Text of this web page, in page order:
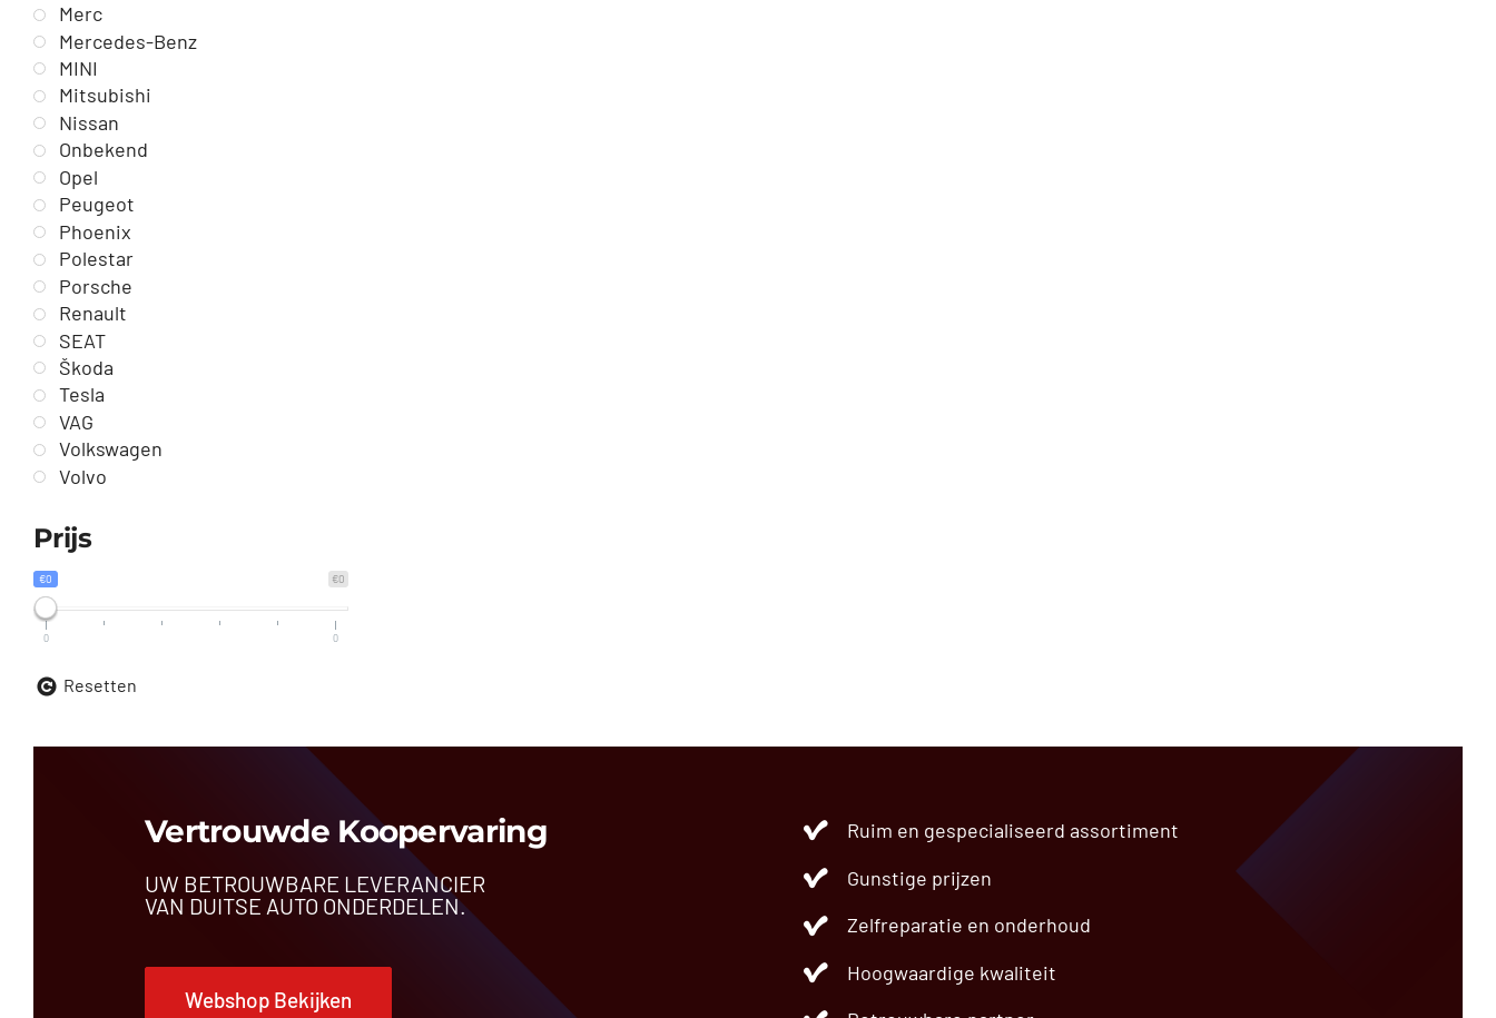
Merc
Mercedes-Benz
MINI
Mitsubishi
Nissan
Onbekend
Opel
Peugeot
Phoenix
Polestar
Porsche
Renault
SEAT
Škoda
Tesla
VAG
Volkswagen
Volvo
Prijs
€0
€0
0 0
Resetten
Vertrouwde Koopervaring
UW BETROUWBARE LEVERANCIER
VAN DUITSE AUTO ONDERDELEN.
Webshop Bekijken
Ruim en gespecialiseerd assortiment
Gunstige prijzen
Zelfreparatie en onderhoud
Hoogwaardige kwaliteit